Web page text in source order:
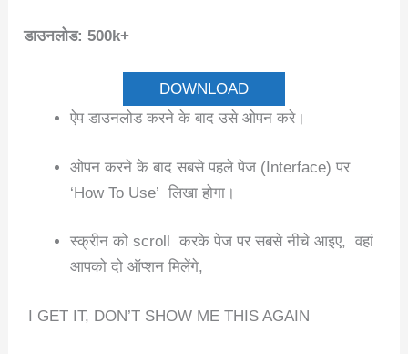
डाउनलोड: 500k+
DOWNLOAD
ऐप डाउनलोड करने के बाद उसे ओपन करे।
ओपन करने के बाद सबसे पहले पेज (Interface) पर
‘How To Use’ लिखा होगा।
स्क्रीन को scroll करके पेज पर सबसे नीचे आइए, वहां
आपको दो ऑप्शन मिलेंगे,
I GET IT, DON’T SHOW ME THIS AGAIN